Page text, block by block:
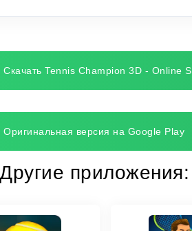
Скачать Tennis Champion 3D - Online
Оригинальная версия на Google Play
Другие приложения: